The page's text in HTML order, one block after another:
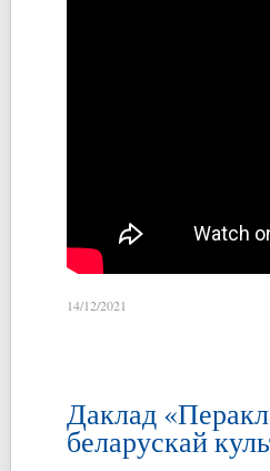
14/12/2021
Даклад
беларускай